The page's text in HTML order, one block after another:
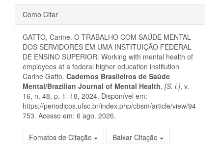
Detalhes
do
artigo
Como Citar
GATTO, Carine. O TRABALHO COM SAÚDE MENTAL
DOS SERVIDORES EM UMA INSTITUIÇÃO FEDERAL
DE ENSINO SUPERIOR: Working with mental health of
employees at a federal higher education institution
Carine Gatto. Cadernos Brasileiros de Saúde
Mental/Brazilian Journal of Mental Health, [S. l.], v.
16, n. 48, p. 1–18, 2024. Disponível em:
https://periodicos.ufsc.br/index.php/cbsm/article/view/94
753. Acesso em: 6 ago. 2026.
Fomatos de Citação Baixar Citação